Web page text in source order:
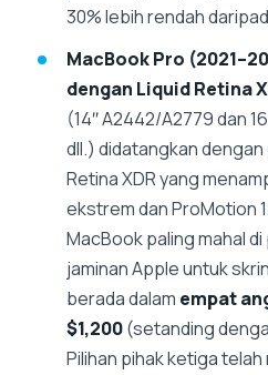
30% lebih rendah
MacBook Pro
dengan Liquid Retina
(14″ A2442/A2779 dan
dll.) didatangkan dengan
Retina XDR yang
ekstrem dan ProMotion
MacBook paling mahal
jaminan Apple untuk
berada dalam empat
$1,200(setanding
Pilihan pihak ketiga